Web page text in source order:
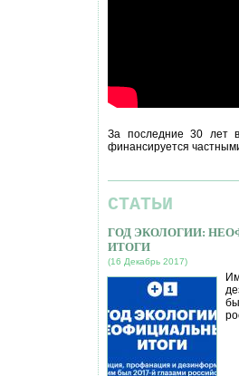
За последние 30 лет
финансируется
СТАТЬИ
ГОД ЭКОЛОГИИ:
ИТОГИ
(16 Декабрь 2017)